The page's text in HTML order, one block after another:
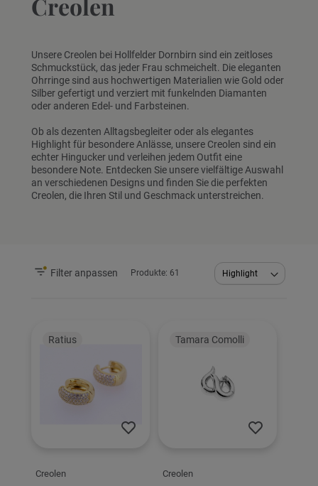
Unsere Creolen bei Hollfelder Dornbirn sind ein zeitloses
Schmuckstück, das jeder Frau schmeichelt. Die eleganten
Ohrringe sind aus hochwertigen Materialien wie Gold oder
Silber gefertigt und verziert mit funkelnden Diamanten
oder anderen Edel- und Farbsteinen.
Ob als dezenten Alltagsbegleiter oder als elegantes
Highlight für besondere Anlässe, unsere Creolen sind ein
echter Hingucker und verleihen jedem Outfit eine
besondere Note. Entdecken Sie unsere vielfältige Auswahl
an verschiedenen Designs und finden Sie die perfekten
Creolen, die Ihren Stil und Geschmack unterstreichen.
Produkte: 61
Ratius
Creolen
Tamara Comolli
Creolen
Filter anpassen